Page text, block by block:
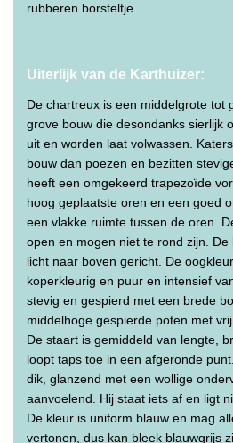
rubberen borsteltje.
Uiterlijk van de Karthuizer:
De chartreux is een middelgrote tot
grove bouw die desondanks sierlijk
uit en worden laat volwassen.
bouw dan poezen en bezitten
heeft een omgekeerd trapezoïde
hoog geplaatste oren en een goed
een vlakke ruimte tussen de oren.
open en mogen niet te rond zijn.
licht naar boven gericht. De
koperkleurig en puur en intensief
stevig en gespierd met een brede
middelhoge gespierde poten met
De staart is gemiddeld van lengte,
loopt taps toe in een afgeronde
dik, glanzend met een wollige
aanvoelend. Hij staat iets af en ligt
De kleur is uniform blauw en mag
vertonen, dus kan bleek blauwgrijs